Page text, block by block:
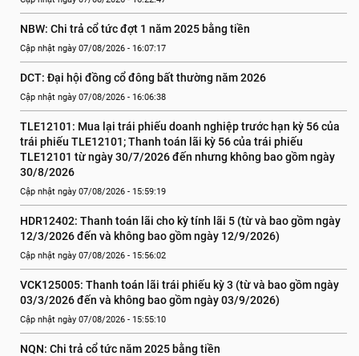
NBW: Chi trả cổ tức đợt 1 năm 2025 bằng tiền
Cập nhật ngày 07/08/2026 - 16:07:17
DCT: Đại hội đồng cổ đông bất thường năm 2026
Cập nhật ngày 07/08/2026 - 16:06:38
TLE12101: Mua lại trái phiếu doanh nghiệp trước hạn kỳ 56 của
trái phiếu TLE12101; Thanh toán lãi kỳ 56 của trái phiếu
TLE12101 từ ngày 30/7/2026 đến nhưng không bao gồm ngày
30/8/2026
Cập nhật ngày 07/08/2026 - 15:59:19
HDR12402: Thanh toán lãi cho kỳ tính lãi 5 (từ và bao gồm ngày
12/3/2026 đến và không bao gồm ngày 12/9/2026)
Cập nhật ngày 07/08/2026 - 15:56:02
VCK125005: Thanh toán lãi trái phiếu kỳ 3 (từ và bao gồm ngày
03/3/2026 đến và không bao gồm ngày 03/9/2026)
Cập nhật ngày 07/08/2026 - 15:55:10
NQN: Chi trả cổ tức năm 2025 bằng tiền